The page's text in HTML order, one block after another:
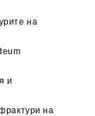
на
и
на